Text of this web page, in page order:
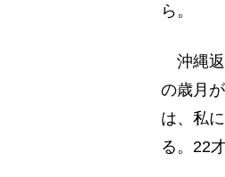
ら。
沖縄返
の歳月
は、私
る。22